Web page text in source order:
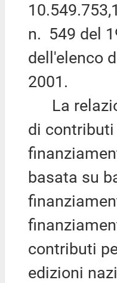
n. 549 del
dell'elenco
2001.
La
di
basata su
contributi
edizioni